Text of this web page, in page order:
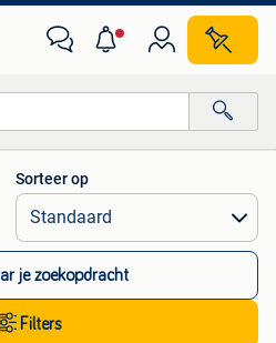
Sorteer op
je zoekopdracht
Filters